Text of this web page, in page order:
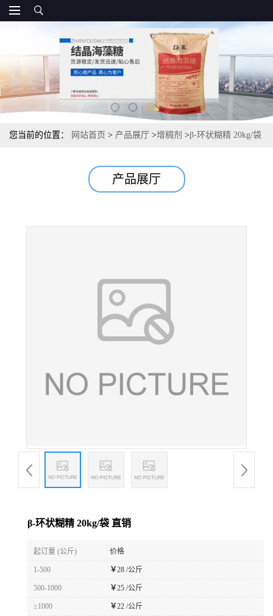
您当前的位置： 网站首页 > 产品展厅 >增稠剂 >β-环状糊精 20kg/袋
产品展厅
β-环状糊精 20kg/袋 直销
起订量 (公斤) 价格
1-500 ￥28 /公斤
500-1000 ￥25 /公斤
≥1000 ￥22 /公斤